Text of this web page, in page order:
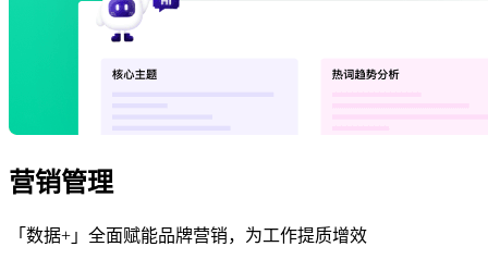
营销管理
「数据+」全面赋能品牌营销，为工作提质增效